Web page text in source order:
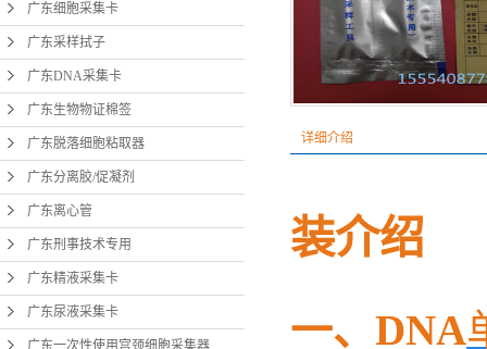
广东
广东
广东
宫颈
广东细胞采集卡
广东采样拭子
广东DNA采集卡
广东生物物证棉签
广东脱落细胞粘取器
广东分离胶/促凝剂
广东离心管
广东刑事技术专用
广东精液采集卡
广东尿液采集卡
广东一次性使用宫颈细胞采集器
详细介绍
装介绍
一、DNA